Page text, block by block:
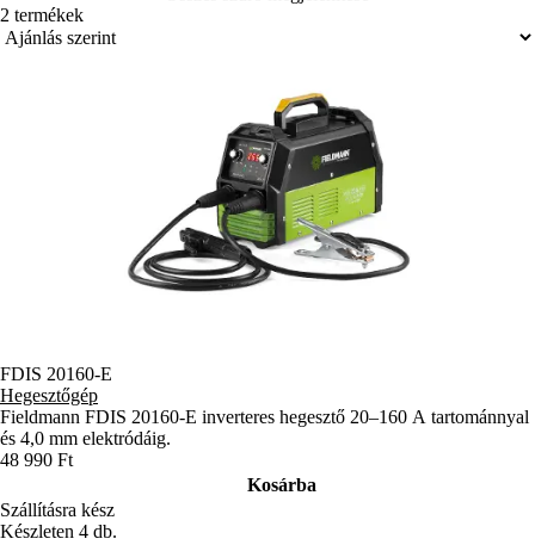
2 termékek
FDIS 20160-E
Hegesztőgép
Fieldmann FDIS 20160-E inverteres hegesztő 20–160 A tartománnyal
és 4,0 mm elektródáig.
48 990 Ft
Kosárba
Szállításra kész
Készleten 4 db.